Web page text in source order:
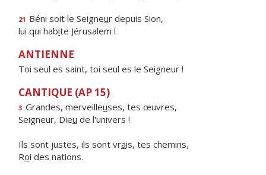
21 Béni soit le Seigneur depuis Sion,
lui qui habite Jérusalem !
ANTIENNE
Toi seul es saint, toi seul es le Seigneur !
CANTIQUE (AP 15)
3 Grandes, merveilleuses, tes œuvres,
Seigneur, Dieu de l'univers !
Ils sont justes, ils sont vrais, tes chemins,
Roi des nations.